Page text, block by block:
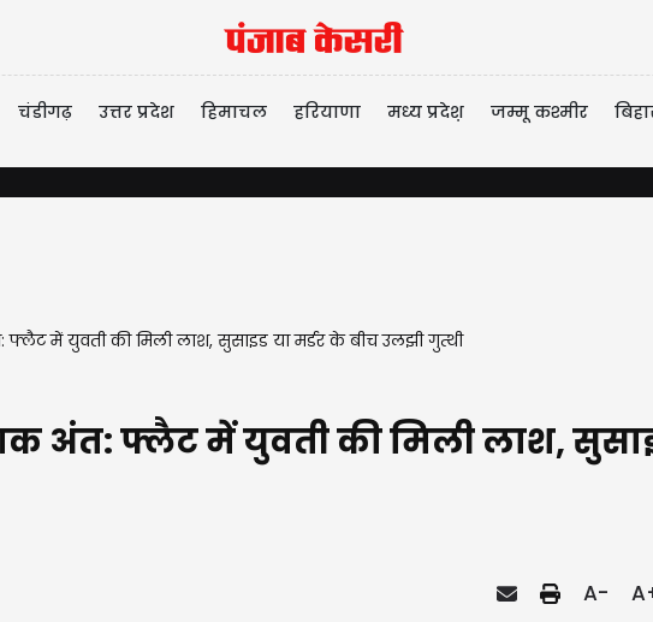
चंडीगढ़ उत्तर प्रदेश हिमाचल हरियाणा मध्य प्रदेश़ जम्मू कश्मीर
में युवती की मिली लाश, सुसाइड या मर्डर के बीच उलझी गुत्थी
फ्लैट में युवती की मिली लाश,
A-